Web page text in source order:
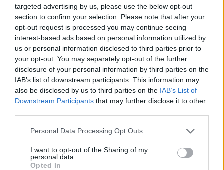
targeted advertising by us, please use the below opt-out
section to confirm your selection. Please note that after your
opt-out request is processed you may continue seeing
interest-based ads based on personal information utilized by
us or personal information disclosed to third parties prior to
your opt-out. You may separately opt-out of the further
disclosure of your personal information by third parties on the
IAB’s list of downstream participants. This information may
also be disclosed by us to third parties on the IAB’s List of
Downstream Participants that may further disclose it to other
Personal Data Processing Opt Outs
I want to opt-out of the Sharing of my
personal data.
Opted In
POLECAMY TREŚCI Z KATEGORII